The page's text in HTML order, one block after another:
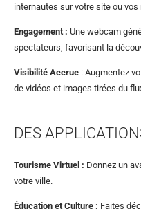
internautes sur votre site ou vos
Engagement : Une webcam
spectateurs, favorisant la
Visibilité Accrue: Augmentez
de vidéos et images tirées du
DES
Tourisme Virtuel : Donnez un
votre ville.
Éducation et Culture : Faites